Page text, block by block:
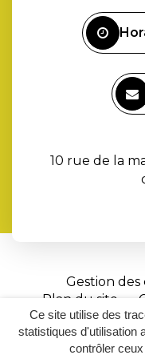
Ce site utilise des
statistiques d'utilisation
contrôler
10 rue de la
Gestion des
Plan du site